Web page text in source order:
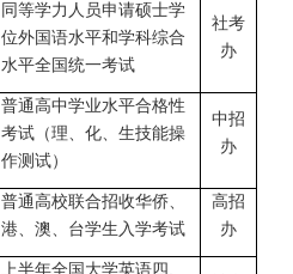
同等学力人员申请硕士学
位外国语水平和学科综合
水平全国统一考试
社考
办
普通高中学业水平合格性
考试（理、化、生技能操
作测试）
中招
办
普通高校联合招收华侨、
港、澳、台学生入学考试
高招
办
上半年全国大学英语四、